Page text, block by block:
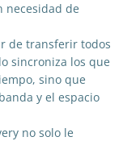
necesidad de
de transferir todos
sincroniza los que
sino que
y el espacio
no solo le